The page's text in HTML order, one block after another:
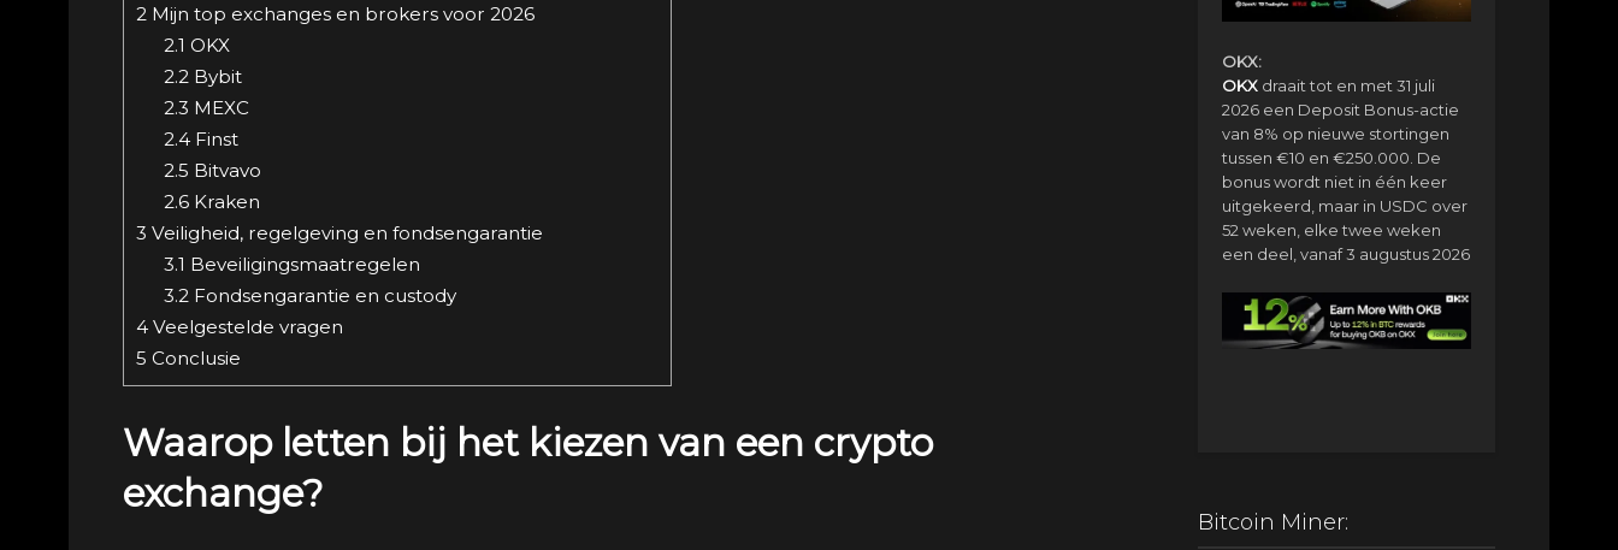
2 Mijn top exchanges en brokers voor 2026
2.1 OKX
2.2 Bybit
2.3 MEXC
2.4Finst
2.5 Bitvavo
2.6Kraken
3 Veiligheid, regelgeving en fondsengarantie
3.1 Beveiligingsmaatregelen
3.2 Fondsengarantie en custody
4 Veelgestelde vragen
5 Conclusie
Waarop letten bij het kiezen van een crypto
exchange?
OKX:
OKXdraait tot en met 31 juli
2026 een Deposit Bonus-actie
van 8% op nieuwe stortingen
tussen €10 en €250.000. De
bonus wordt niet in één keer
uitgekeerd, maar in USDC over
52 weken, elke twee weken
een deel, vanaf 3 augustus 2026
Bitcoin Miner: